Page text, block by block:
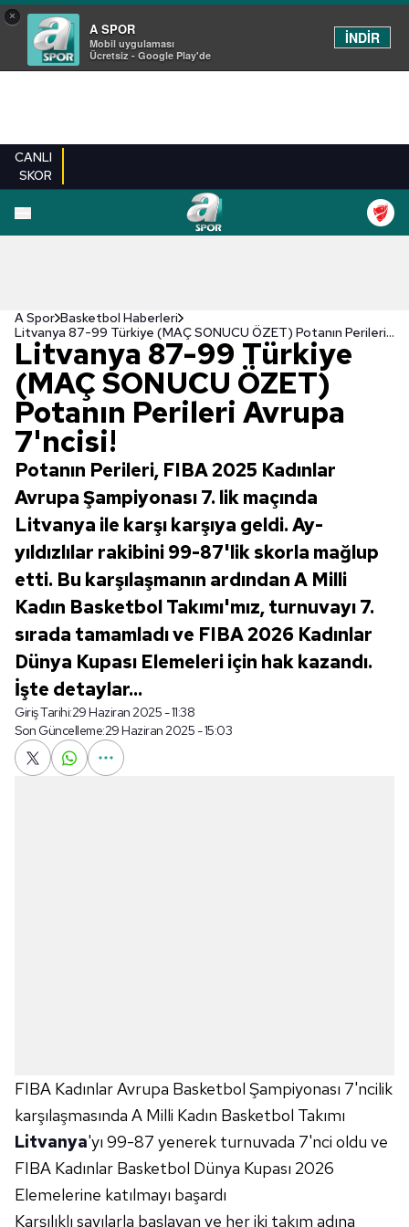
×
A SPOR
Mobil uygulaması
Ücretsiz - Google Play'de
İNDİR
CANLI
SKOR
A Spor Basketbol Haberleri
Litvanya 87-99 Türkiye (MAÇ SONUCU ÖZET) Potanın Perileri Avrupa 7'ncisi!
Litvanya 87-99 Türkiye
(MAÇ SONUCU ÖZET)
Potanın Perileri Avrupa
7'ncisi!
Potanın Perileri, FIBA 2025 Kadınlar
Avrupa Şampiyonası 7. lik maçında
Litvanya ile karşı karşıya geldi. Ay-
yıldızlılar rakibini 99-87'lik skorla mağlup
etti. Bu karşılaşmanın ardından A Milli
Kadın Basketbol Takımı'mız, turnuvayı 7.
sırada tamamladı ve FIBA 2026 Kadınlar
Dünya Kupası Elemeleri için hak kazandı.
İşte detaylar...
Giriş Tarihi:29 Haziran 2025 - 11:38
Son Güncelleme:29 Haziran 2025 - 15:03
FIBA Kadınlar Avrupa Basketbol Şampiyonası 7'ncilik
karşılaşmasında A Milli Kadın Basketbol Takımı
Litvanya'yı 99-87 yenerek turnuvada 7'nci oldu ve
FIBA Kadınlar Basketbol Dünya Kupası 2026
Elemelerine katılmayı başardı
Karşılıklı sayılarla başlayan ve her iki takım adına